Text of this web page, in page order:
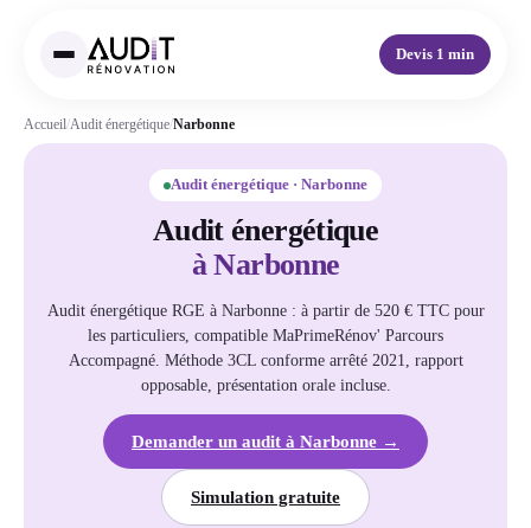
Devis 1 min
Accueil/Audit énergétique/Narbonne
Audit énergétique · Narbonne
Audit énergétique
à Narbonne
Audit énergétique RGE à Narbonne : à partir de 520 € TTC pour
les particuliers, compatible MaPrimeRénov' Parcours
Accompagné. Méthode 3CL conforme arrêté 2021, rapport
opposable, présentation orale incluse.
Demander un audit à Narbonne →
Simulation gratuite